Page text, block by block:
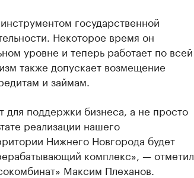
государственной
Некоторое время он
уровне и теперь работает по всей
также допускает возмещение
и займам.
для поддержки бизнеса, а не просто
реализации нашего
Нижнего Новгорода будет
комплекс», — отметил
Максим Плеханов.